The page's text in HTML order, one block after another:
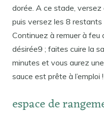
dorée. A ce stade, versez
puis versez les 8 restants
Continuez à remuer à feu
désirée9 ; faites cuire la
minutes et vous aurez
sauce est prête à l’emploi !
espace de